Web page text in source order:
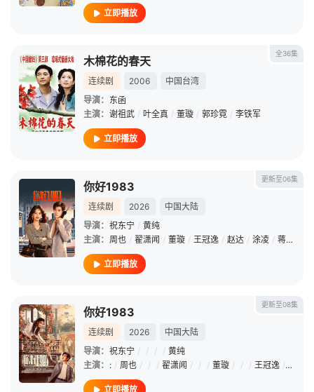
立即播放
全36集
木棉花的春天
连续剧 2006
中国台湾
导演： 东函
主演： 谢祖武 / 叶全真 / 董璇 / 郭珍霓 / 李铁军
立即播放
更新至06集
你好1983
连续剧 2026
中国大陆
导演： 祝东宁 / 黄纯
主演： 周也 / 翟潇闻 / 董璇 / 王冠逸 / 赵达 / 涂凌 / 蒋易
立即播放
更新至08集
你好1983
连续剧 2026
中国大陆
导演： 祝东宁 / / / / 黄纯
主演： : / 周也 / / / 翟潇闻 / / / 董璇 / / / 王冠逸 / /
立即播放